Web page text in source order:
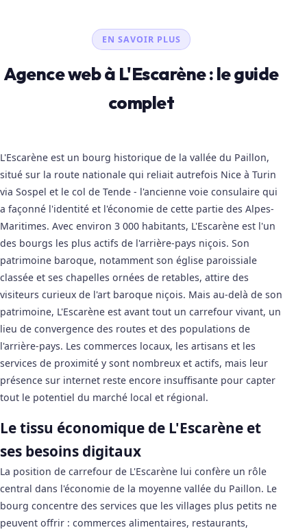
EN SAVOIR PLUS
Agence web à L'Escarène : le guide
complet
L'Escarène est un bourg historique de la vallée du Paillon,
situé sur la route nationale qui reliait autrefois Nice à Turin
via Sospel et le col de Tende - l'ancienne voie consulaire qui
a façonné l'identité et l'économie de cette partie des Alpes-
Maritimes. Avec environ 3 000 habitants, L'Escarène est l'un
des bourgs les plus actifs de l'arrière-pays niçois. Son
patrimoine baroque, notamment son église paroissiale
classée et ses chapelles ornées de retables, attire des
visiteurs curieux de l'art baroque niçois. Mais au-delà de son
patrimoine, L'Escarène est avant tout un carrefour vivant, un
lieu de convergence des routes et des populations de
l'arrière-pays. Les commerces locaux, les artisans et les
services de proximité y sont nombreux et actifs, mais leur
présence sur internet reste encore insuffisante pour capter
tout le potentiel du marché local et régional.
Le tissu économique de L'Escarène et
ses besoins digitaux
La position de carrefour de L'Escarène lui confère un rôle
central dans l'économie de la moyenne vallée du Paillon. Le
bourg concentre des services que les villages plus petits ne
peuvent offrir : commerces alimentaires, restaurants,